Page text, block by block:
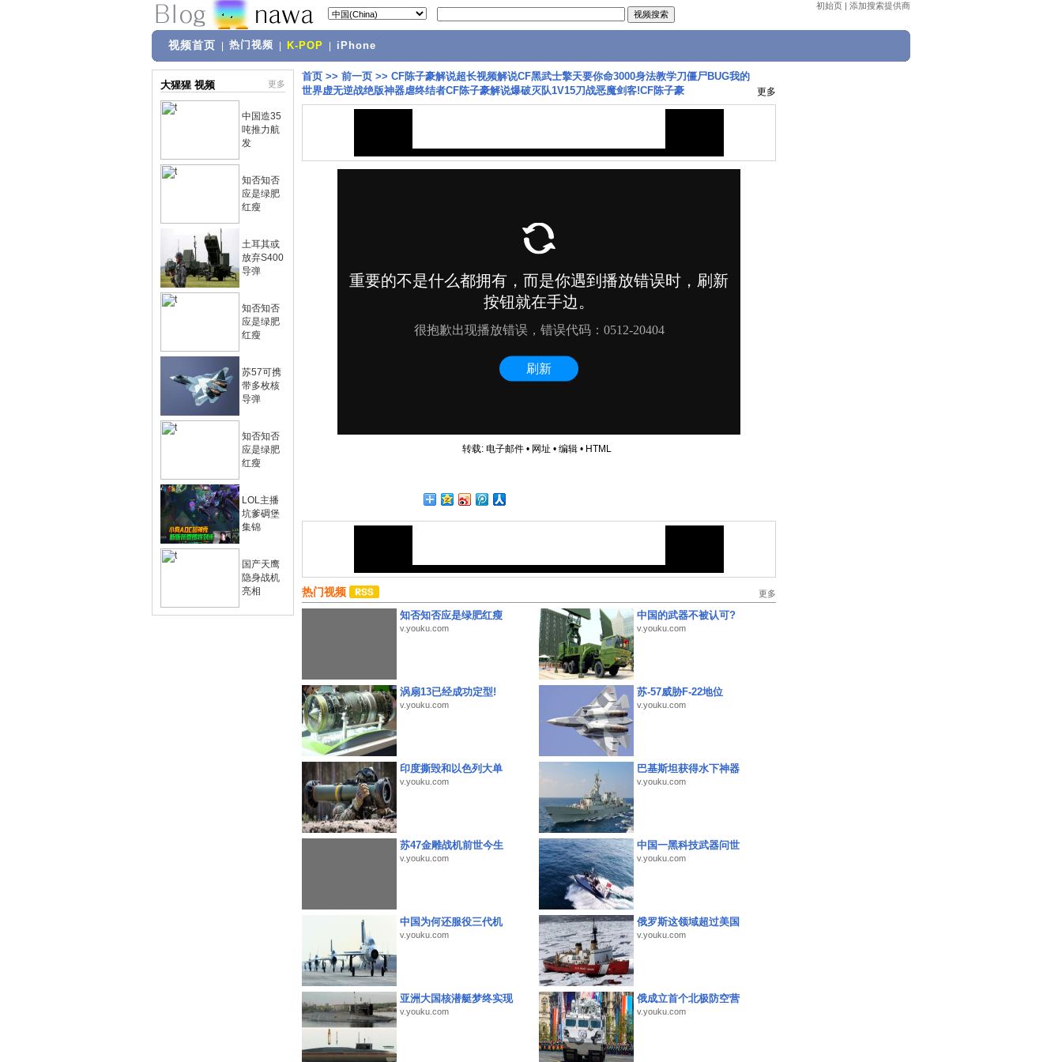
初始页 | 添加搜索提供商
视频首页 热门视频 K-POP iPhone
大猩猩 视频 更多
中国造35
吨推力航
发
知否知否
应是绿肥
红瘦
土耳其或
放弃S400
导弹
知否知否
应是绿肥
红瘦
苏57可携
带多枚核
导弹
知否知否
应是绿肥
红瘦
LOL主播
坑爹碉堡
集锦
国产天鹰
隐身战机
亮相
首页 >> 前一页 >> CF陈子豪解说超长视频解说CF黑武士擎天要你命3000身法教学刀僵尸BUG我的
世界虚无逆战绝版神器虐终结者CF陈子豪解说爆破灭队1V15刀战恶魔剑客!CF陈子豪
更多
转载: 电子邮件• 网址 • 编辑• HTML
热门视频 更多
知否知否应是绿肥红瘦
v.youku.com
中国的武器不被认可?
v.youku.com
涡扇13已经成功定型!
v.youku.com
苏-57威胁F-22地位
v.youku.com
印度撕毁和以色列大单
v.youku.com
巴基斯坦获得水下神器
v.youku.com
苏47金雕战机前世今生
v.youku.com
中国一黑科技武器问世
v.youku.com
中国为何还服役三代机
v.youku.com
俄罗斯这领域超过美国
v.youku.com
亚洲大国核潜艇梦终实现
v.youku.com
俄成立首个北极防空营
v.youku.com